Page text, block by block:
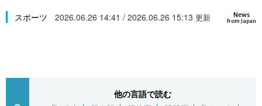
カテゴリー
経済・ビジネス
トップ
In-depth
News
from Japan
スポーツ 2026.06.26 14:41 / 2026.06.26 15:13 更新
他の言語で読む